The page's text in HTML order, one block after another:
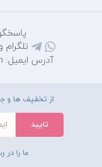
تلگرام و
آدرس ایمیل: mihantarh@yahoo.com
از تخفیف ها و
ما را در